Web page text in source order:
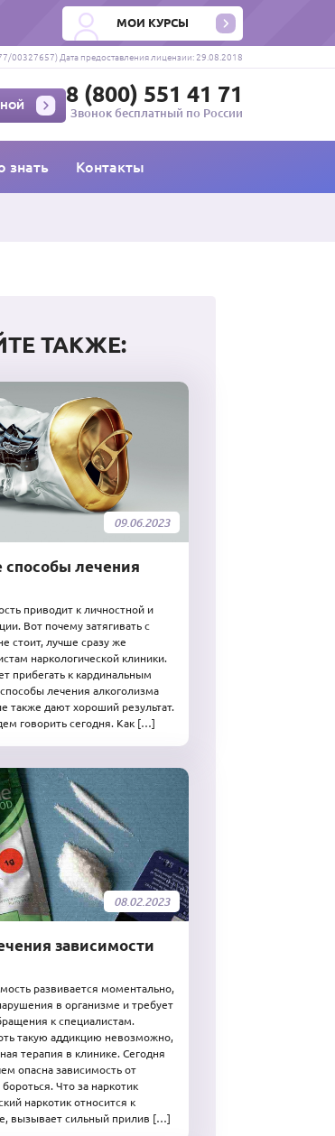
МОИ КУРСЫ
00327657) Дата предоставления лицензии: 29.08.2018
8 (800) 551 41 71
Звонок бесплатный по России
знать Контакты
ТАКЖЕ:
09.06.2023
способы лечения
приводит к личностной и
Вот почему затягивать с
стоит, лучше сразу же
наркологической клиники.
прибегать к кардинальным
лечения алкоголизма
также дают хороший результат.
говорить сегодня. Как […]
08.02.2023
зависимости
развивается моментально,
в организме и требует
к специалистам.
такую аддикцию невозможно,
терапия в клинике. Сегодня
опасна зависимость от
Что за наркотик
наркотик относится к
вызывает сильный прилив […]